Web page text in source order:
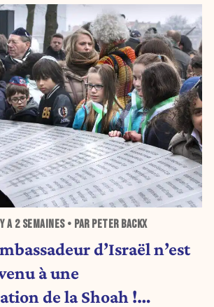
A2 SEMAINES• PAR PETER BACKX
d’Israël n’est
à une
de la Shoah !